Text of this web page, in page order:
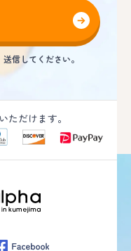
信してください。
ただけます。